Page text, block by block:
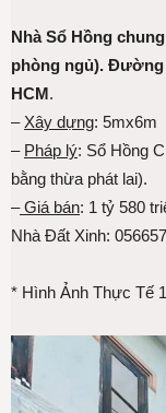
Nhà Sổ Hồng
phòng ngủ). Đường
HCM.
– Xây dựng: 5mx6m
– Pháp lý: Sổ Hồng
bằng thừa phát lai).
–Giá bán: 1 tỷ 580
Nhà Đất Xinh:
* Hình Ảnh Thực Tế